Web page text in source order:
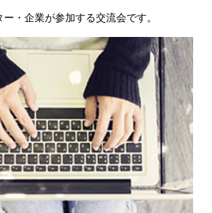
・企業が参加する交流会です。